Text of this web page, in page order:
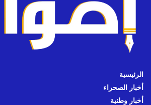
الرئيسية
أخبار الصحراء
أخبار وطنية